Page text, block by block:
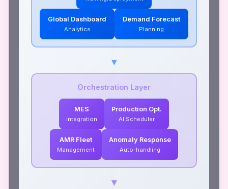
Global Dashboard
Analytics
Demand Forecast
Planning
▼
Orchestration Layer
MES
Integration
Production Opt.
AI Scheduler
AMR Fleet
Management
Anomaly Response
Auto-handling
▼